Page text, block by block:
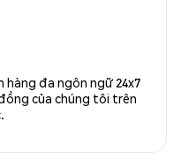
hàng đa ngôn ngữ 24x7
của chúng tôi trên